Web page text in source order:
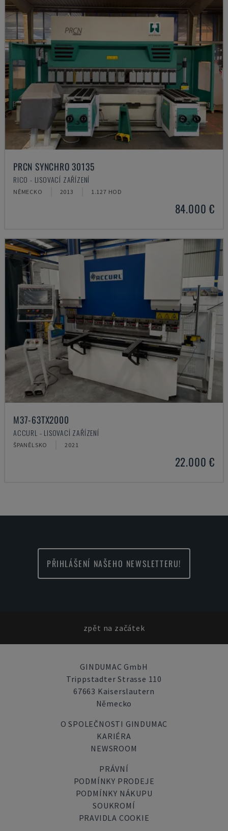
PRCN SYNCHRO 30135
RICO - LISOVACÍ ZAŘÍZENÍ
NĚMECKO 2013 1.127 HOD
84.000 €
M37-63TX2000
ACCURL - LISOVACÍ ZAŘÍZENÍ
ŠPANĚLSKO 2021
22.000 €
PŘIHLÁŠENÍ NAŠEHO NEWSLETTERU!
zpět na začátek
GINDUMAC GmbH
Trippstadter Strasse 110
67663 Kaiserslautern
Německo
O SPOLEČNOSTI GINDUMAC
KARIÉRA
NEWSROOM
PRÁVNÍ
PODMÍNKY PRODEJE
PODMÍNKY NÁKUPU
SOUKROMÍ
PRAVIDLA COOKIE